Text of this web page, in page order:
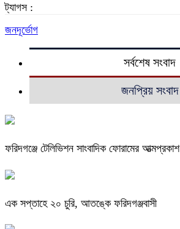
ট্যাগস :
জনদূর্ভোগ
সর্বশেষ সংবাদ
জনপ্রিয় সংবাদ
ফরিদগঞ্জে টেলিভিশন সাংবাদিক ফোরামের আত্মপ্রকাশ
এক সপ্তাহে ২০ চুরি, আতঙ্কে ফরিদগঞ্জবাসী